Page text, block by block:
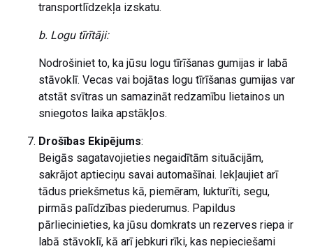
transportlīdzekļa izskatu.
b. Logu tīrītāji:
Nodrošiniet to, ka jūsu logu tīrīšanas gumijas ir labā
stāvoklī. Vecas vai bojātas logu tīrīšanas gumijas var
atstāt svītras un samazināt redzamību lietainos un
sniegotos laika apstākļos.
Drošības Ekipējums:
Beigās sagatavojieties negaidītām situācijām,
sakrājot aptieciņu savai automašīnai. Iekļaujiet arī
tādus priekšmetus kā, piemēram, lukturīti, segu,
pirmās palīdzības piederumus. Papildus
pārliecinieties, ka jūsu domkrats un rezerves riepa ir
labā stāvoklī, kā arī jebkuri rīki, kas nepieciešami